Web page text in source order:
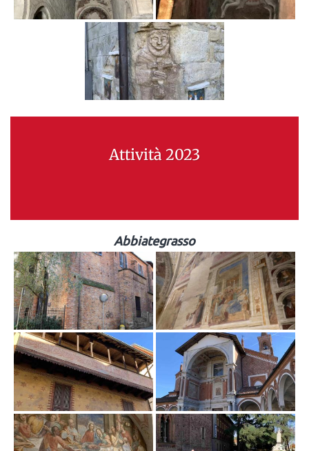
Attività 2023
Abbiategrasso